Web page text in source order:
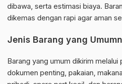
dibawa, serta estimasi biaya.
dikemas dengan rapi agar aman
Jenis Barang yang
Barang yang umum dikirim melalui
dokumen penting, pakaian,